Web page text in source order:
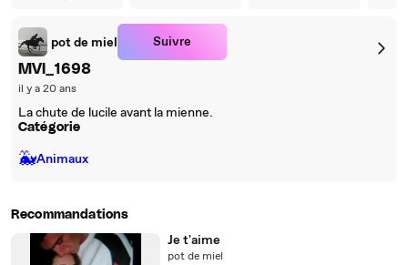
pot de miel Suivre
MVI_1698
il y a 20 ans
La chute de lucile avant la mienne.
Catégorie
🐳Animaux
Recommandations
Je t'aime
pot de miel